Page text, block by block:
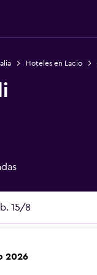
Hoteles en Lacio
15/8
2026